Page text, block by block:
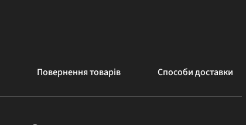
Повернення товарів Способи доставки